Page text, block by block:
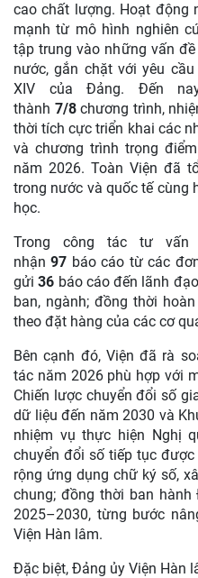
cao chất lượng. Hoạt động
mạnh từ mô hình nghiên
tập trung vào những vấn
nước, gắn chặt với yêu
XIV của Đảng. Đến
thành 7/8chương trình,
thời tích cực triển khai các
và chương trình trọng
năm 2026. Toàn Viện đã
trong nước và quốc tế cùng
học.
Trong công tác tư vấn
nhận97 báo cáo từ các
gửi36 báo cáo đến lãnh
ban, ngành; đồng thời
theo đặt hàng của các cơ
Bên cạnh đó, Viện đã rà
tác năm 2026 phù hợp với
Chiến lược chuyển đổi số
dữ liệu đến năm 2030 và
nhiệm vụ thực hiện Nghị
chuyển đổi số tiếp tục
rộng ứng dụng chữ ký số,
chung; đồng thời ban
2025–2030, từng bước
Viện Hàn lâm.
Đặc biệt, Đảng ủy Viện Hàn